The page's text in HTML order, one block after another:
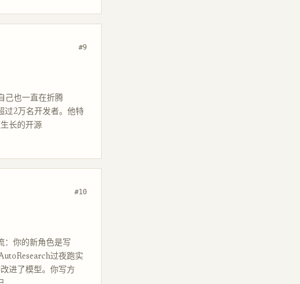
#9
己也一直在折腾
过2万名开发者。他特
长的开源
#10
：你的新角色是写
过夜跑实
进了模型。你写方